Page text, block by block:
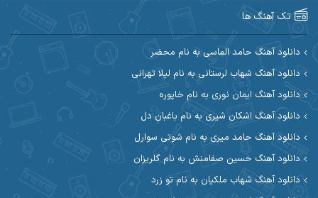
آرین صیادی
آرین مریدی
آوات بوکانی آوات یگانه
آیت احمدنژاد
ابراهیم شمس ابوالحسن جاویدان
ابی حسینی
تک آهنگ ها
دانلود آهنگ حامد الماسی به نام محضر
دانلود آهنگ شهاب لرستانی به نام لیلا تهرانی
دانلود آهنگ ایمان نوری به نام خاپوره
دانلود آهنگ اشکان شیری به نام باغبان دل
دانلود آهنگ حامد میری به نام شوتی سوارل
دانلود آهنگ حسین صفامنش به نام گلریزان
دانلود آهنگ شهاب ملکیان به نام تو زرد